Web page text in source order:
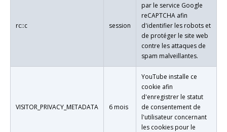
rc::c session
par le service Google
reCAPTCHA afin
d'identifier les robots et
de protéger le site web
contre les attaques de
spam malveillantes.
VISITOR_PRIVACY_METADATA 6 mois
YouTube installe ce
cookie afin
d'enregistrer le statut
de consentement de
l'utilisateur concernant
les cookies pour le